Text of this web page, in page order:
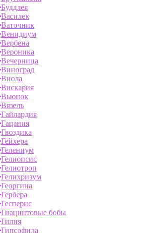
Буддлея
Василек
Ваточник
Венидиум
Вербена
Вероника
Вечерница
Виноград
Виола
Вискария
Вьюнок
Вязель
Гайлардия
Гацания
Гвоздика
Гейхера
Гелениум
Гелиопсис
Гелиотроп
Гелихризум
Георгина
Гербера
Гесперис
Гиацинтовые бобы
Гилия
Гипсофила